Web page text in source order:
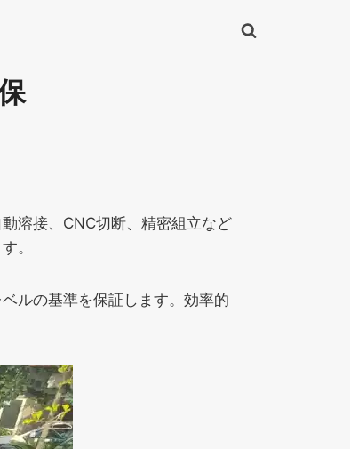
溶接、CNC切断、精密組立など
。
ルの基準を保証します。効率的